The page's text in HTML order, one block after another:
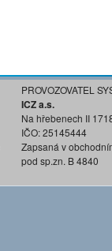
PROVOZOVATEL
ICZ a.s.
Na hřebenech II
IČO: 25145444
Zapsaná v
pod sp.zn. B 4840